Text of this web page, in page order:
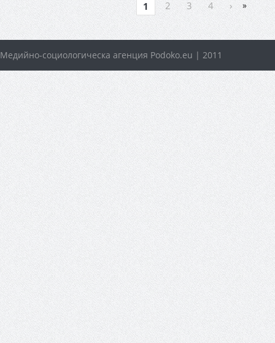
1 2 3 4 › »
Медийно-социологическа агенция Podoko.eu | 2011